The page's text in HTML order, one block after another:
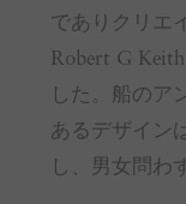
でありクリエ
Robert G
した。船のア
あるデザイン
し、男女問わ